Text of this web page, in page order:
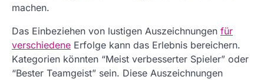
machen.
Das Einbeziehen von lustigen Auszeichnungen für
verschiedene Erfolge kann das Erlebnis bereichern.
Kategorien könnten “Meist verbesserter Spieler” oder
“Bester Teamgeist” sein. Diese Auszeichnungen